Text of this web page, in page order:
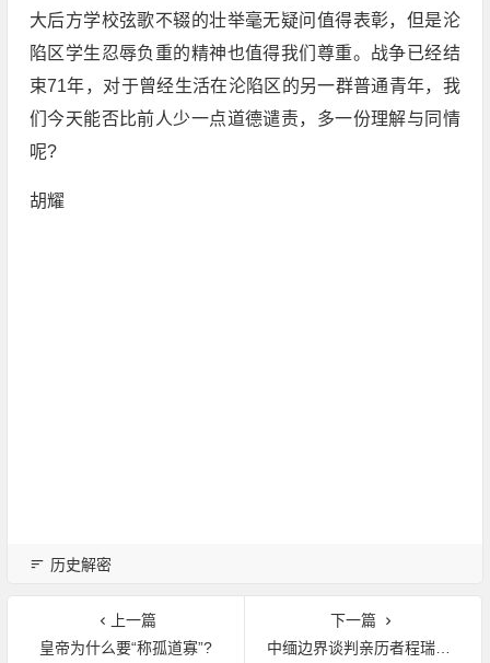
大后方学校弦歌不辍的壮举毫无疑问值得表彰，但是沦
陷区学生忍辱负重的精神也值得我们尊重。战争已经结
束71年，对于曾经生活在沦陷区的另一群普通青年，我
们今天能否比前人少一点道德谴责，多一份理解与同情
呢?
胡耀
历史解密
上一篇
皇帝为什么要“称孤道寡”?
下一篇
中缅边界谈判亲历者程瑞声揭秘历史